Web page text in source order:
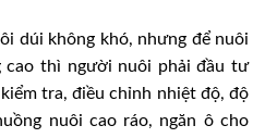
dúi không khó, nhưng để nuôi
cao thì người nuôi phải đầu tư
tra, điều chỉnh nhiệt độ, độ
nuôi cao ráo, ngăn ô cho